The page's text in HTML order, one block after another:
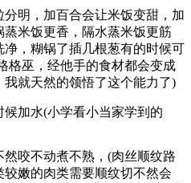
明，加百合会让米饭变甜，加
米饭更香，隔水蒸米饭更筋
，糊锅了插几根葱有的时候可
格巫，经他手的食材都会变成
就天然的领悟了这个能力了)
加水(小学看小当家学到的
咬不动煮不熟，(肉丝顺纹路
嫩的肉类需要顺纹切不然会